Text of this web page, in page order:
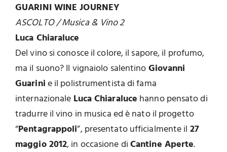
GUARINI WINE JOURNEY
ASCOLTO / Musica & Vino 2
Luca Chiaraluce
Del vino si conosce il colore, il sapore, il profumo,
ma il suono? Il vignaiolo salentinoGiovanni
Guarinie il polistrumentista di fama
internazionale Luca Chiaraluce hanno pensato di
tradurre il vino in musica ed è nato il progetto
“Pentagrappoli”, presentato ufficialmente il 27
maggio 2012, in occasione diCantine Aperte.